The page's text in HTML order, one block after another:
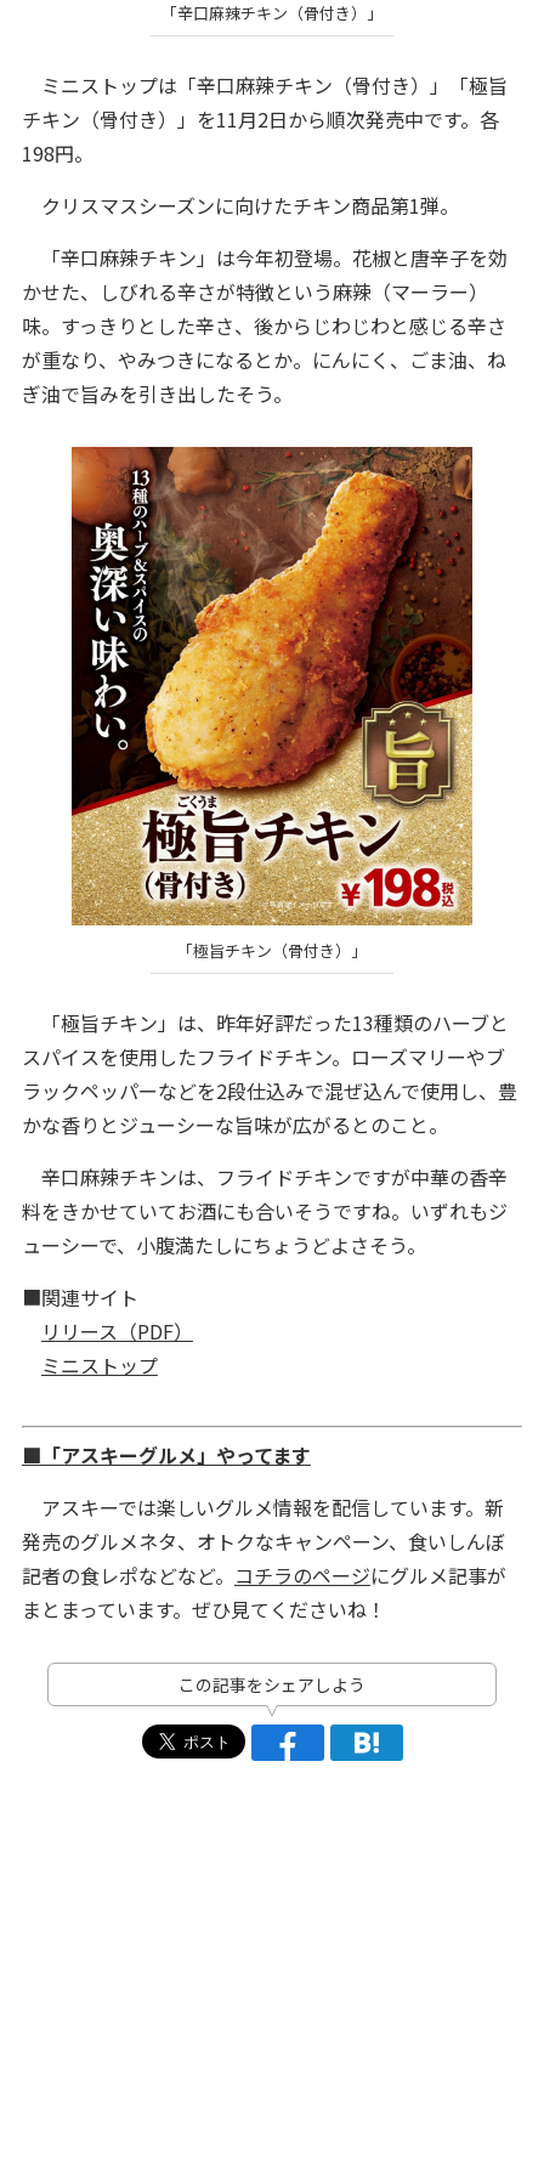
「辛口麻辣チキン（骨付き）」
ミニストップは「辛口麻辣チキン（骨付き）」「極旨
チキン（骨付き）」を11月2日から順次発売中です。各
198円。
クリスマスシーズンに向けたチキン商品第1弾。
「辛口麻辣チキン」は今年初登場。花椒と唐辛子を効
かせた、しびれる辛さが特徴という麻辣（マーラー）
味。すっきりとした辛さ、後からじわじわと感じる辛さ
が重なり、やみつきになるとか。にんにく、ごま油、ね
ぎ油で旨みを引き出したそう。
「極旨チキン（骨付き）」
「極旨チキン」は、昨年好評だった13種類のハーブと
スパイスを使用したフライドチキン。ローズマリーやブ
ラックペッパーなどを2段仕込みで混ぜ込んで使用し、豊
かな香りとジューシーな旨味が広がるとのこと。
辛口麻辣チキンは、フライドチキンですが中華の香辛
料をきかせていてお酒にも合いそうですね。いずれもジ
ューシーで、小腹満たしにちょうどよさそう。
■関連サイト
リリース（PDF）
ミニストップ
■「アスキーグルメ」やってます
アスキーでは楽しいグルメ情報を配信しています。新
発売のグルメネタ、オトクなキャンペーン、食いしんぼ
記者の食レポなどなど。 コチラのページにグルメ記事が
まとまっています。ぜひ見てくださいね！
この記事をシェアしよう